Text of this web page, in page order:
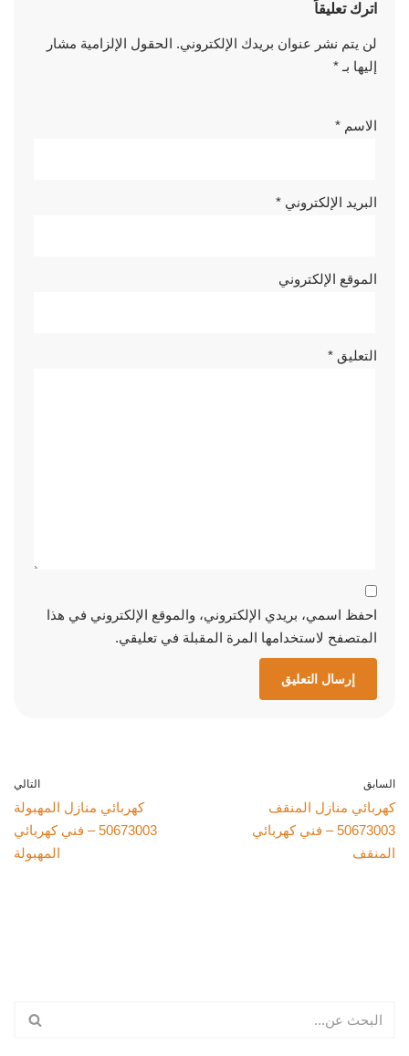
اترك تعليقاً
لن يتم نشر عنوان بريدك الإلكتروني. الحقول الإلزامية مشار
إليها بـ*
الاسم *
البريد الإلكتروني *
الموقع الإلكتروني
التعليق *
احفظ اسمي، بريدي الإلكتروني، والموقع الإلكتروني في هذا
المتصفح لاستخدامها المرة المقبلة في تعليقي.
السابق
كهربائي منازل المنقف
50673003 – فني كهربائي
المنقف
التالي
كهربائي منازل المهبولة
50673003 – فني كهربائي
المهبولة